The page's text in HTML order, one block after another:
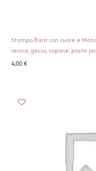
Stampo Bara con cuore e
resina, gesso, sapone, paste
4,00€